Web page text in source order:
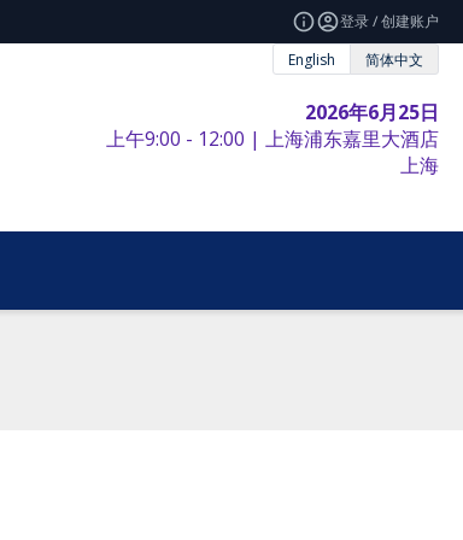
登录 / 创建账户
English
简体中文
2026年6月25日
上午9:00 - 12:00 | 上海浦东嘉里大酒店
上海